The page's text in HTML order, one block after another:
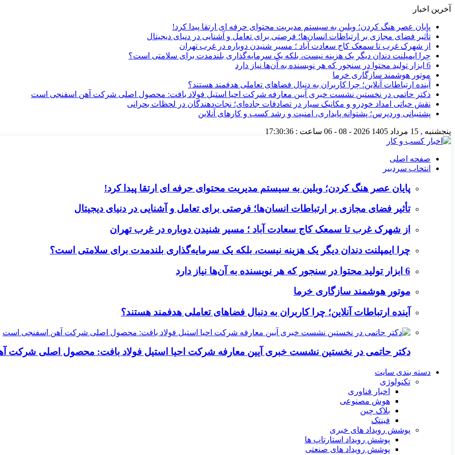
آخرین اخبار
پایان عصر هنگ کردن؛ وبلین به سیستم مدیریت محتوای حرفه ای ارتقا پیدا کرد!
تأثیر فضای مجازی بر ارتباطات انسان‌ها؛ فرصتی برای تعامل و آشنایی در دنیای دیجیتال
از شهرک غرب تا سمعک کاج سعادت آباد ؛ مسیر شنیدن دوباره در غرب تهران
چرا ایمپلنت دندان دیگر یک هزینه نیست، بلکه یک سرمایه‌گذاری بلندمدت برای سلامتی است؟
6 ابزار تولید محتوا در سنجور که هر نویسنده به آن‌ها نیاز دارد
موتور هوشمند سازگاری خرما
آینده ارتباطات آنلاین؛ چرا کاربران به دنبال فضاهای تعاملی هدفمند هستند؟
دکتر حاتمی در نخستین نشست خبری آیین معارفه شرکت احیا استیل فولاد بافت: محصول اصلی شرکت آهن اسفنجی است
نقش حیاتی امداد خودرو و مکانیک سیار در تصادفات جاده‌ای؛ نجات‌دهندگان در لحظات بحرانی
پشتیبانی وردپرس؛ پشتوانه پایداری، امنیت و رشد کسب‌ و کارهای آنلاین
پنجشنبه , 15 مرداد 1405 2026 - 08 - 06 ساعت : 17:30:37
صفحه اصلی
انتخاب سردبیر
پایان عصر هنگ کردن؛ وبلین به سیستم مدیریت محتوای حرفه ای ارتقا پیدا کرد!
تأثیر فضای مجازی بر ارتباطات انسان‌ها؛ فرصتی برای تعامل و آشنایی در دنیای دیجیتال
از شهرک غرب تا سمعک کاج سعادت آباد ؛ مسیر شنیدن دوباره در غرب تهران
چرا ایمپلنت دندان دیگر یک هزینه نیست، بلکه یک سرمایه‌گذاری بلندمدت برای سلامتی است؟
6 ابزار تولید محتوا در سنجور که هر نویسنده به آن‌ها نیاز دارد
موتور هوشمند سازگاری خرما
آینده ارتباطات آنلاین؛ چرا کاربران به دنبال فضاهای تعاملی هدفمند هستند؟
دکتر حاتمی در نخستین نشست خبری آیین معارفه شرکت احیا استیل فولاد بافت: محصول اصلی شرکت
دسته بندی سایت
تکنولوژی
اخبار فناوری
هوش مصنوعی
بلاک چین
فینتک
پوشش رویداد های خبری
پوشش رویداد استارتاپ ها
پوشش رویداد های صنعتی